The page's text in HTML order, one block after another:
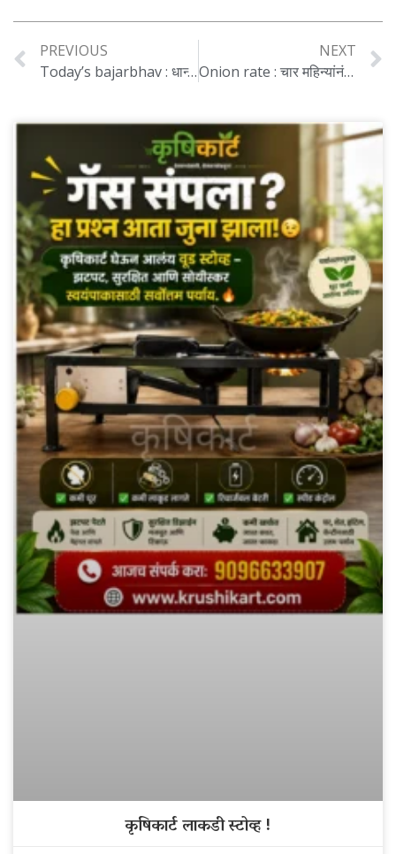
PREVIOUS
Today’s bajarbhav : धान्य बाजारातील ताज्या घडामोडी मुग तेजीत, हरभरा मंदीत..
NEXT
Onion rate : चार महिन्यांनंतरही कांद्याचे दर स्थिर, शेतकऱ्यांची चिंता वाढली..
कृषिकार्ट लाकडी स्टोव्ह !